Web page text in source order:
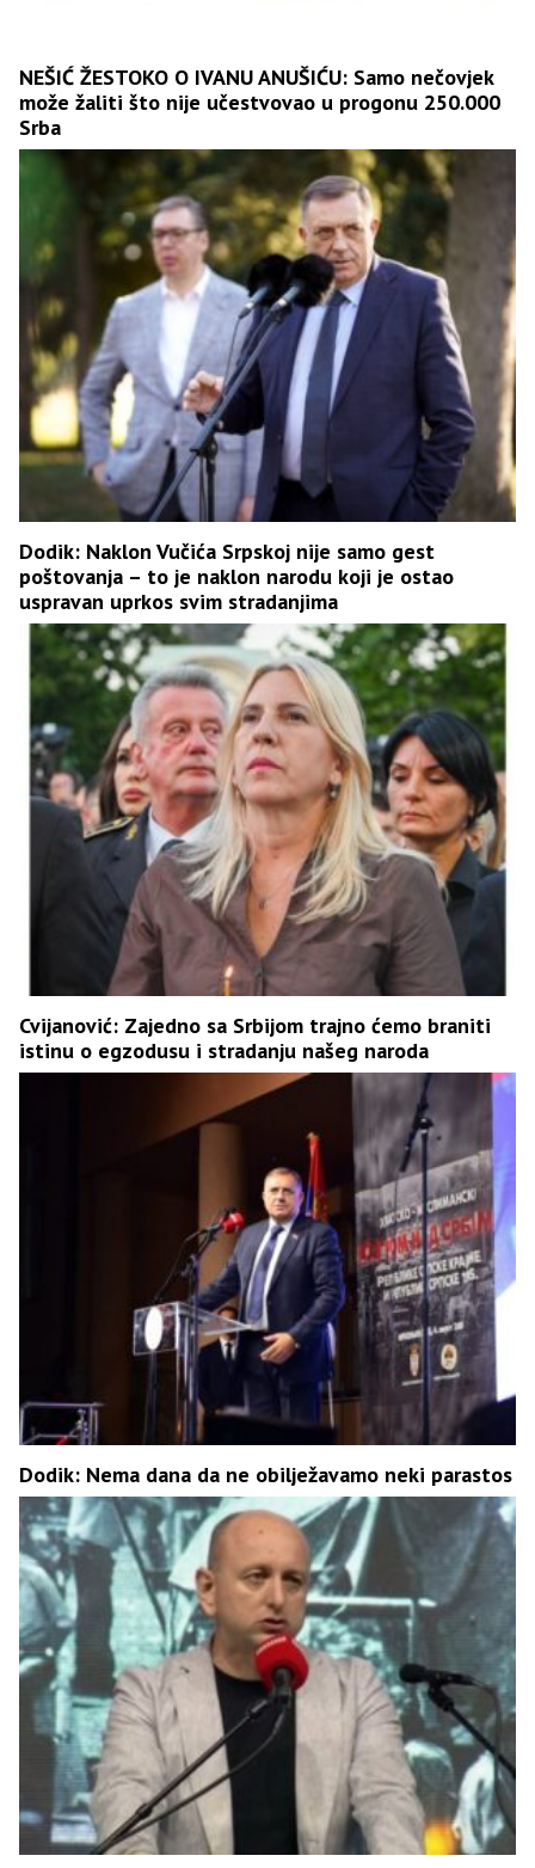
NEŠIĆ ŽESTOKO O IVANU ANUŠIĆU: Samo nečovjek
može žaliti što nije učestvovao u progonu 250.000
Srba
Dodik: Naklon Vučića Srpskoj nije samo gest
poštovanja – to je naklon narodu koji je ostao
uspravan uprkos svim stradanjima
Cvijanović: Zajedno sa Srbijom trajno ćemo braniti
istinu o egzodusu i stradanju našeg naroda
Dodik: Nema dana da ne obilježavamo neki parastos